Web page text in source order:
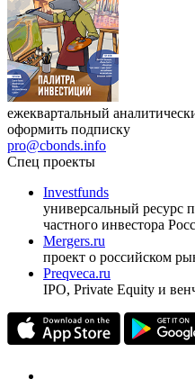
ежеквартальный
оформить подписку
pro@cbonds.info
Спец проекты
Investfunds
универсальный ресурс
частного инвестора
Mergers.ru
проект о российском
Preqveca.ru
IPO, Private Equity и